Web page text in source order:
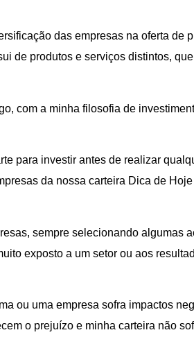
das empresas na oferta de
de produtos e serviços distintos,
com a minha filosofia de
para investir antes de realizar
da nossa carteira Dica de
sempre selecionando algumas
exposto a um setor ou aos
ou uma empresa sofra impactos
o prejuízo e minha carteira não